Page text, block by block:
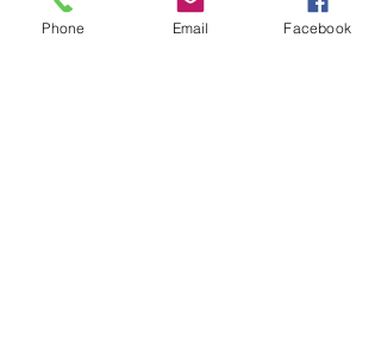
maderoterapia o aparatología, bem,
dermia, ultrasonido e incluso
Phone Email Facebook